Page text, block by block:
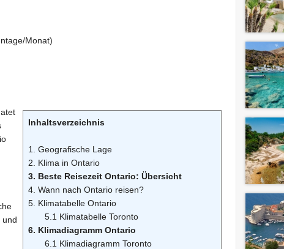
Monat)
Inhaltsverzeichnis
1. Geografische Lage
2. Klima in Ontario
3. Beste Reisezeit Ontario: Übersicht
4. Wann nach Ontario reisen?
5. Klimatabelle Ontario
5.1 Klimatabelle Toronto
6. Klimadiagramm Ontario
6.1 Klimadiagramm Toronto
und